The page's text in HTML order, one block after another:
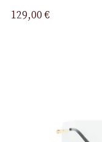
129,00 €